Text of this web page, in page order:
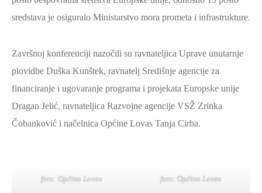
sredstava je osiguralo Ministarstvo mora prometa i infrastrukture.
Završnoj konferenciji nazočili su ravnateljica Uprave unutarnje
plovidbe Duška Kunštek, ravnatelj Središnje agencije za
financiranje i ugovaranje programa i projekata Europske unije
Dragan Jelić, ravnateljica Razvojne agencije VSŽ Zrinka
Čobanković i načelnica Općine Lovas Tanja Cirba.
foto: Općina Lovas foto: Općina Lovas